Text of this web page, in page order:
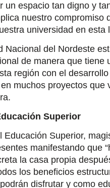
un espacio tan digno y
nuestro compromiso
universidad en esta
Nacional del Nordeste
de manera que tiene
región con el
muchos proyectos que
Superior
Educación Superior,
manifestando que
la casa propia
los beneficios
disfrutar y como